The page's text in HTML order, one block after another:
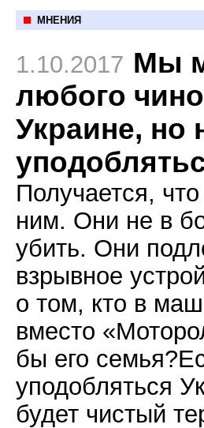
МНЕНИЯ
1.10.2017 Мы
любого
Украине, но
Получается,
ним. Они не в
убить. Они
взрывное
о том, кто в
вместо
бы его
уподобляться
будет чистый